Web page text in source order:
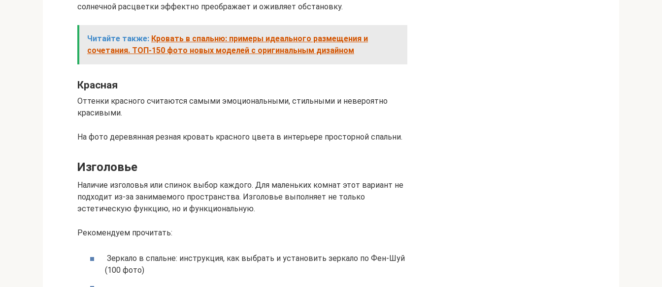
солнечной расцветки эффектно преображает и оживляет обстановку.
Читайте также: Кровать в спальню: примеры идеального размещения и
сочетания. ТОП-150 фото новых моделей с оригинальным дизайном
Красная
Оттенки красного считаются самыми эмоциональными, стильными и невероятно
красивыми.
На фото деревянная резная кровать красного цвета в интерьере просторной спальни.
Изголовье
Наличие изголовья или спинок выбор каждого. Для маленьких комнат этот вариант не
подходит из-за занимаемого пространства. Изголовье выполняет не только
эстетическую функцию, но и функциональную.
Рекомендуем прочитать:
Зеркало в спальне: инструкция, как выбрать и установить зеркало по Фен-Шуй
(100 фото)